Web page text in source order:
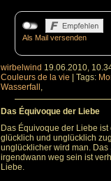
Als Mail versenden
wirbelwind 19.06.2010,
Couleurs de la vie
Tags:
Wasserfall ,
Das Équivoque der Liebe
Das Équivoque der Liebe
glücklich und unglücklich
unglücklicher wird man.
irgendwann weg sein ist
Liebe.